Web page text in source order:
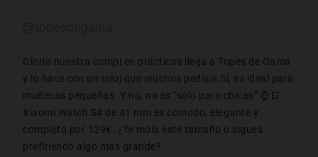
@topesdegama
Gloria nuestra compi en prácticas llega a Topes de Gama
y lo hace con un reloj que muchos pedíais Sí, es ideal para
muñecas pequeñas. Y no, no es “solo para chicas” ⌚ El
Xiaomi Watch S4 de 41 mm es cómodo, elegante y
completo por 129€. ¿Te mola este tamaño o sigues
prefiriendo algo más grande?